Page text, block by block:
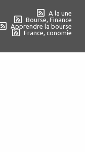
A la une
Bourse, Finance
Apprendre la bourse
France, conomie